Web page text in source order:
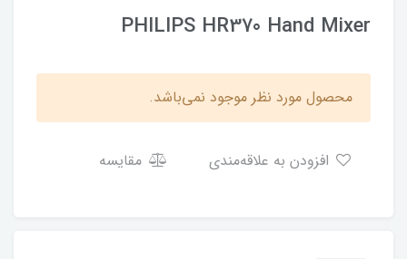
PHILIPS HR370 Hand Mixer
محصول مورد نظر موجود نمی‌باشد.
مقایسه